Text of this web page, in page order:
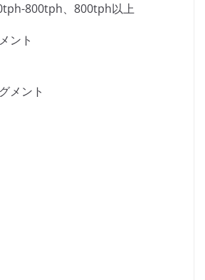
800tph、800tph以上
ント
メント